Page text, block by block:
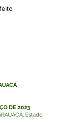
DE 2023
Estado